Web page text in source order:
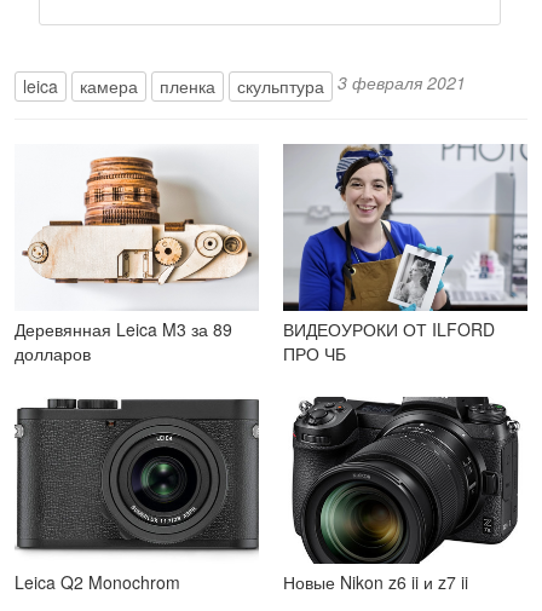
leica камера пленка скульптура 3 февраля 2021
Деревянная Leica M3 за 89
долларов
ВИДЕОУРОКИ ОТ ILFORD
ПРО ЧБ
Leica Q2 Monochrom Новые Nikon z6 ii и z7 ii